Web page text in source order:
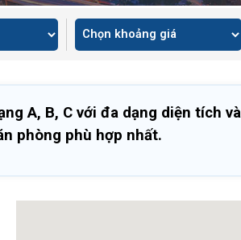
A, B, C với đa dạng diện tích
phòng phù hợp nhất.